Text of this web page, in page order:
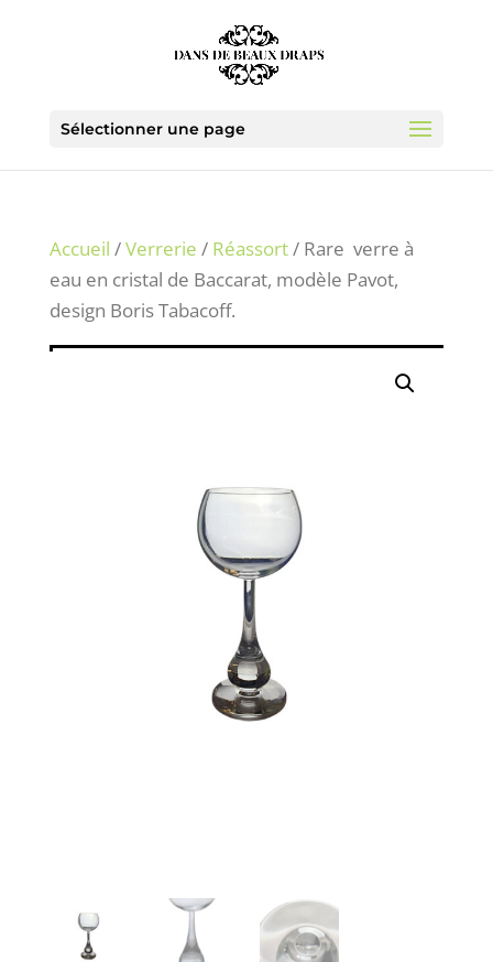
Sélectionner une page
Accueil /Verrerie / Réassort/ Rare verre à
eau en cristal de Baccarat, modèle Pavot,
design Boris Tabacoff.